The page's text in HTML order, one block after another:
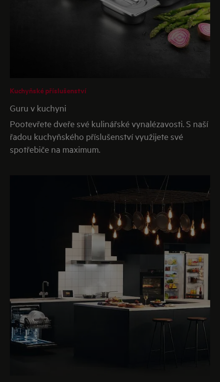
Kuchyňské příslušenství
Guru v kuchyni
Pootevřete dveře své kulinářské vynalézavosti. S naší
řadou kuchyňského příslušenství využijete své
spotřebiče na maximum.